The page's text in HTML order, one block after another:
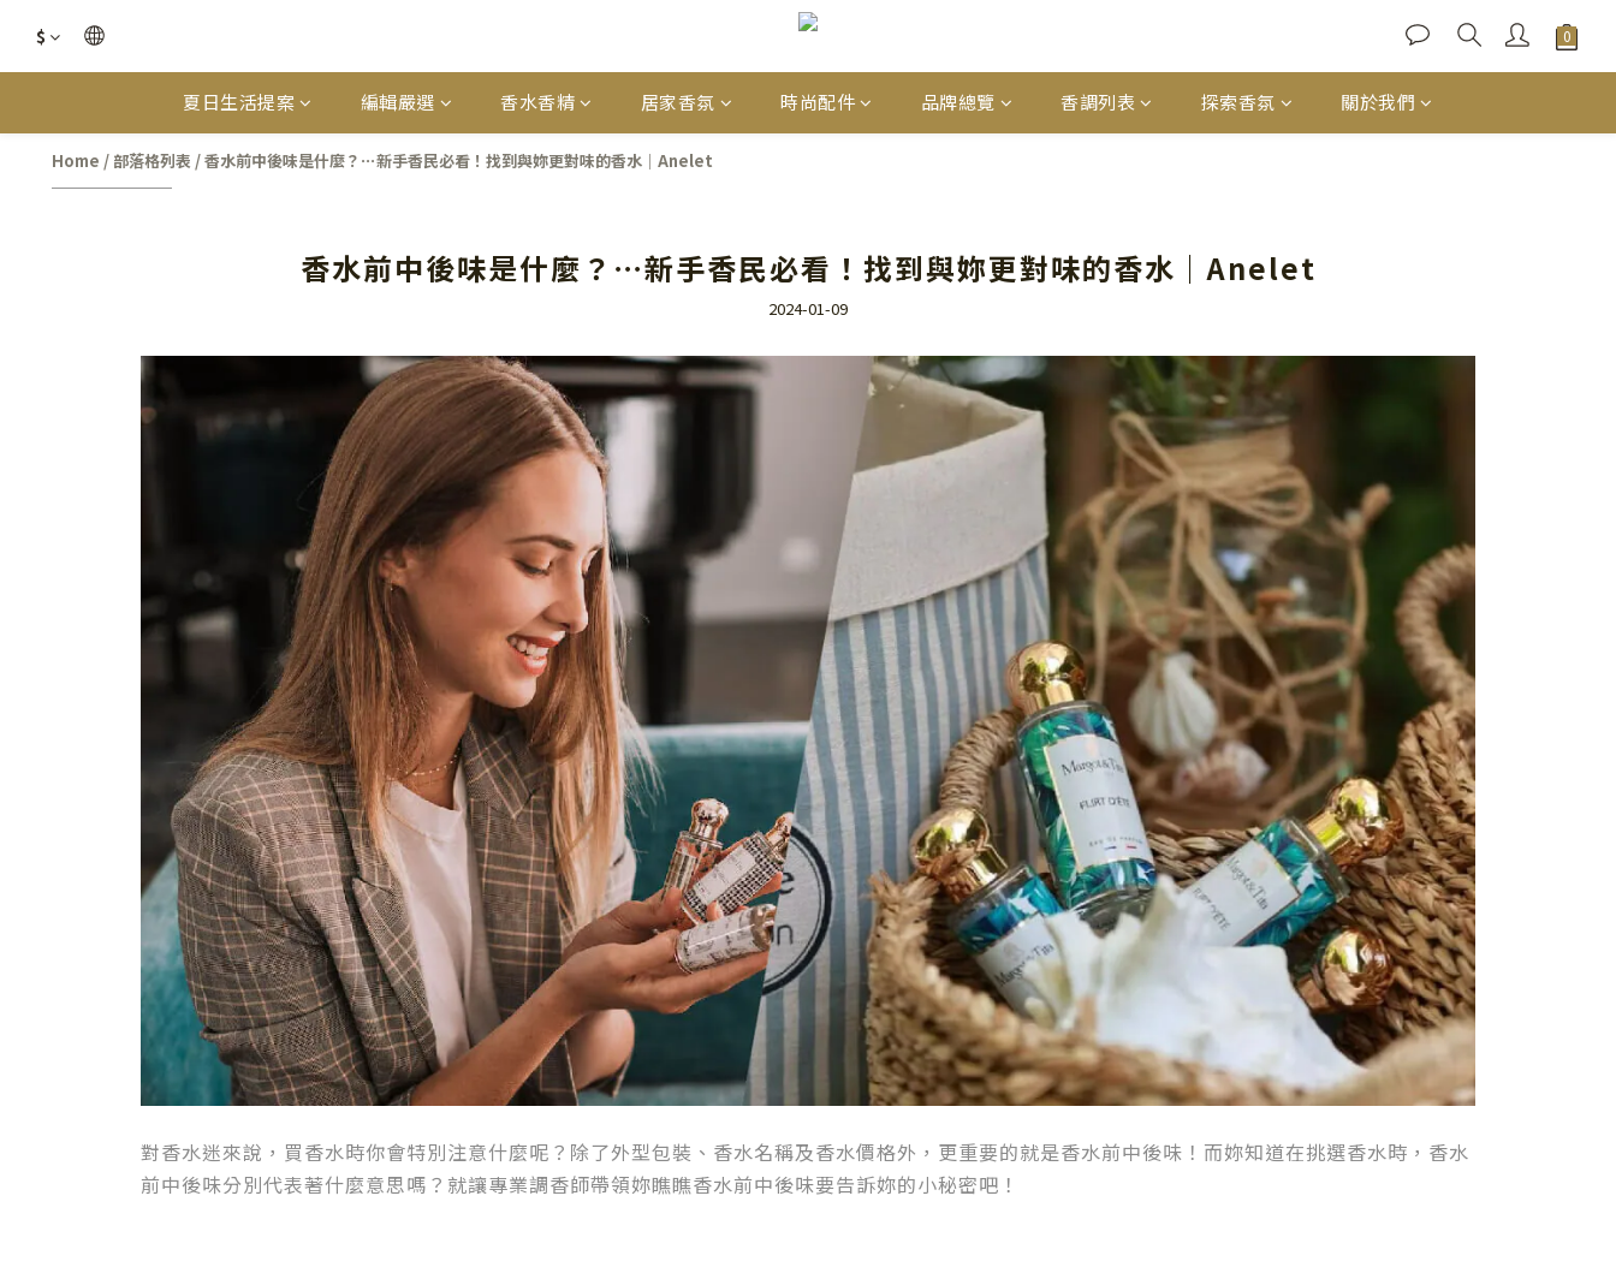
$
夏日生活提案 編輯嚴選 香水香精 居家香氛 時尚配件 品牌總覽 香調列表 探索香氛 關於我們
Home / 部落格列表 /香水前中後味是什麼？⋯新手香民必看！找到與妳更對味的香水｜Anelet
香水前中後味是什麼？⋯新手香民必看！找到與妳更對味的香水｜Anelet
2024-01-09
對香水迷來說，買香水時你會特別注意什麼呢？除了外型包裝、香水名稱及香水價格外，更重要的就是香水前中後味！而妳知道在挑選香水時，香水
前中後味分別代表著什麼意思嗎？就讓專業調香師帶領妳瞧瞧香水前中後味要告訴妳的小秘密吧！